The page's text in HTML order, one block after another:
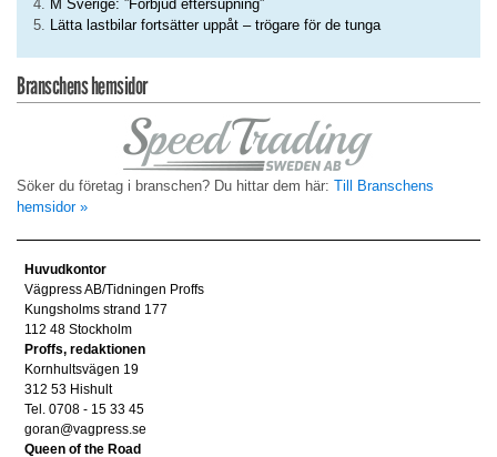
M Sverige: ”Förbjud eftersupning”
Lätta lastbilar fortsätter uppåt – trögare för de tunga
Branschens hemsidor
Söker du företag i branschen? Du hittar dem här: Till Branschens
hemsidor »
Huvudkontor
Vägpress AB/Tidningen Proffs
Kungsholms strand 177
112 48 Stockholm
Proffs, redaktionen
Kornhultsvägen 19
312 53 Hishult
Tel. 0708 - 15 33 45
goran@vagpress.se
Queen of the Road